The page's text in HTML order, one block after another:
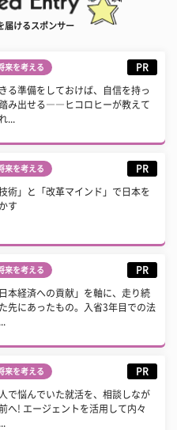
届けるスポンサー
来を考える PR
る準備をしておけば、自信を持っ
み出せる――ヒコロヒーが教えて
...
来を考える PR
技術」と「改革マインド」で日本を
す
来を考える PR
日本経済への貢献」を軸に、走り続
先にあったもの。入省3年目での法
来を考える PR
で悩んでいた就活を、相談しなが
へ! エージェントを活用して内々